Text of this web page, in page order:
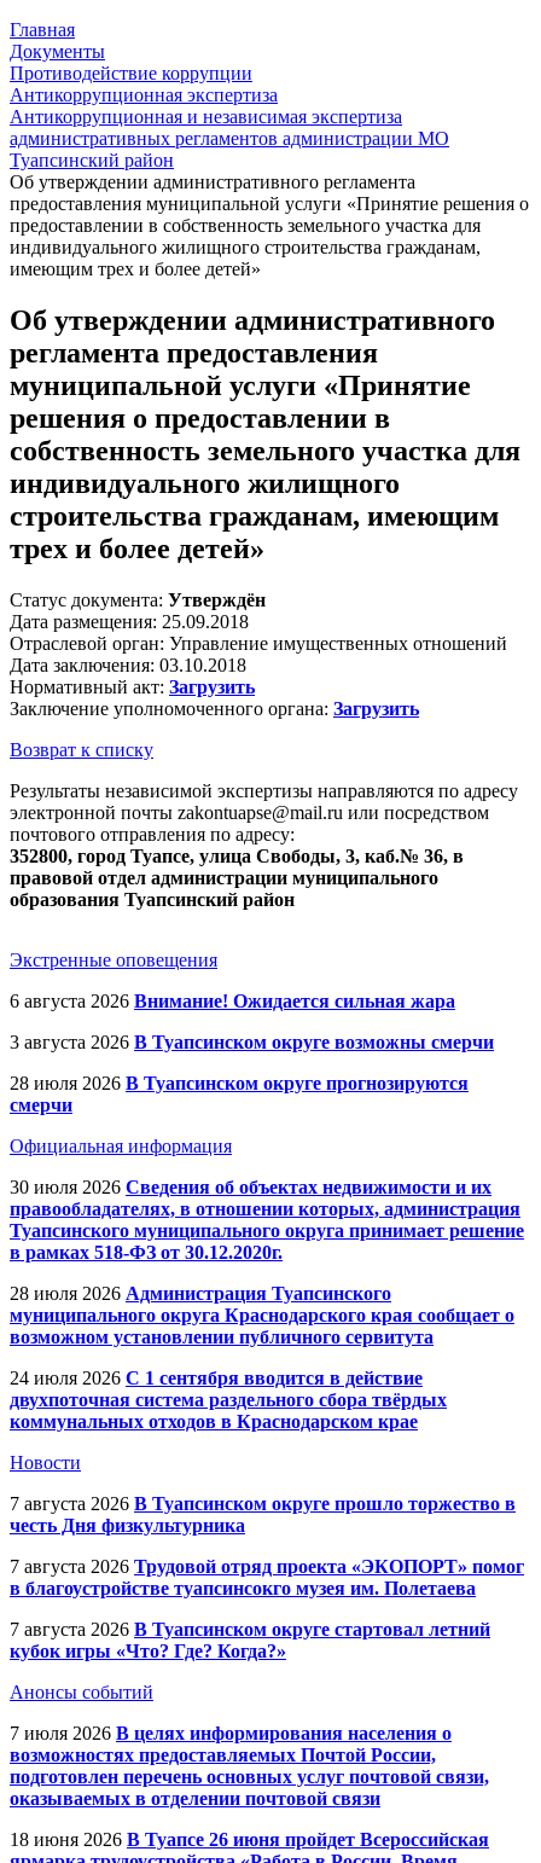
Главная
Документы
Противодействие коррупции
Антикоррупционная экспертиза
Антикоррупционная и независимая экспертиза
административных регламентов администрации МО
Туапсинский район
Об утверждении административного регламента
предоставления муниципальной услуги «Принятие решения о
предоставлении в собственность земельного участка для
индивидуального жилищного строительства гражданам,
имеющим трех и более детей»
Об утверждении административного
регламента предоставления
муниципальной услуги «Принятие
решения о предоставлении в
собственность земельного участка для
индивидуального жилищного
строительства гражданам, имеющим
трех и более детей»
Статус документа: Утверждён
Дата размещения: 25.09.2018
Отраслевой орган: Управление имущественных отношений
Дата заключения: 03.10.2018
Нормативный акт: Загрузить
Заключение уполномоченного органа: Загрузить
Возврат к списку
Результаты независимой экспертизы направляются по адресу
электронной почты zakontuapse@mail.ru или посредством
почтового отправления по адресу:
352800, город Туапсе, улица Свободы, 3, каб.№ 36, в
правовой отдел администрации муниципального
образования Туапсинский район
Экстренные оповещения
6 августа 2026 Внимание! Ожидается сильная жара
3 августа 2026 В Туапсинском округе возможны смерчи
28 июля 2026 В Туапсинском округе прогнозируются
смерчи
Официальная информация
30 июля 2026 Сведения об объектах недвижимости и их
правообладателях, в отношении которых, администрация
Туапсинского муниципального округа принимает решение
в рамках 518-ФЗ от 30.12.2020г.
28 июля 2026 Администрация Туапсинского
муниципального округа Краснодарского края сообщает о
возможном установлении публичного сервитута
24 июля 2026 С 1 сентября вводится в действие
двухпоточная система раздельного сбора твёрдых
коммунальных отходов в Краснодарском крае
Новости
7 августа 2026 В Туапсинском округе прошло торжество в
честь Дня физкультурника
7 августа 2026 Трудовой отряд проекта «ЭКОПОРТ» помог
в благоустройстве туапсинсокго музея им. Полетаева
7 августа 2026 В Туапсинском округе стартовал летний
кубок игры «Что? Где? Когда?»
Анонсы событий
7 июля 2026 В целях информирования населения о
возможностях предоставляемых Почтой России,
подготовлен перечень основных услуг почтовой связи,
оказываемых в отделении почтовой связи
18 июня 2026 В Туапсе 26 июня пройдет Всероссийская